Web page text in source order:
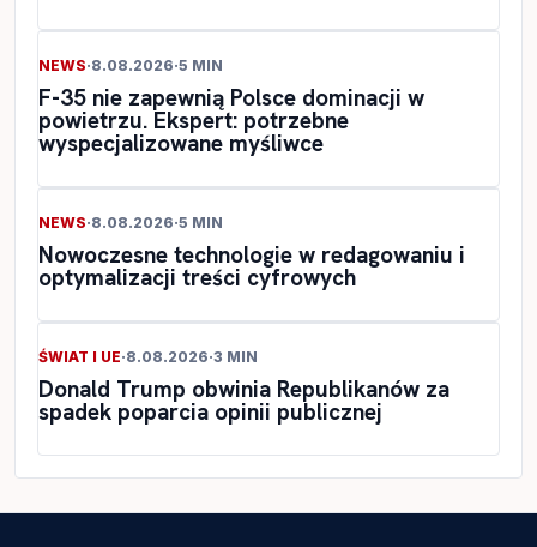
NEWS·8.08.2026·5 MIN
F-35 nie zapewnią Polsce dominacji w
powietrzu. Ekspert: potrzebne
wyspecjalizowane myśliwce
NEWS·8.08.2026·5 MIN
Nowoczesne technologie w redagowaniu i
optymalizacji treści cyfrowych
ŚWIAT I UE·8.08.2026·3 MIN
Donald Trump obwinia Republikanów za
spadek poparcia opinii publicznej